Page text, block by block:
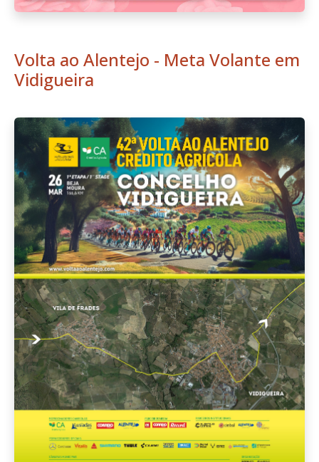
Volta ao Alentejo - Meta Volante em
Vidigueira